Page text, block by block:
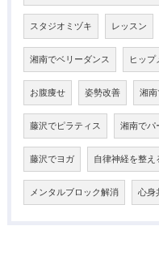
スタジオミヅキ レッスン
湘南でベリーダンス ヒップ
お腹痩せ 姿勢改善 湘南
藤沢でピラティス 湘南でパ
藤沢でヨガ 自律神経を整え
メンタルブロック解消 心身